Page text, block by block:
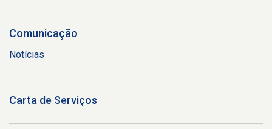
Comunicação
Notícias
Carta de Serviços